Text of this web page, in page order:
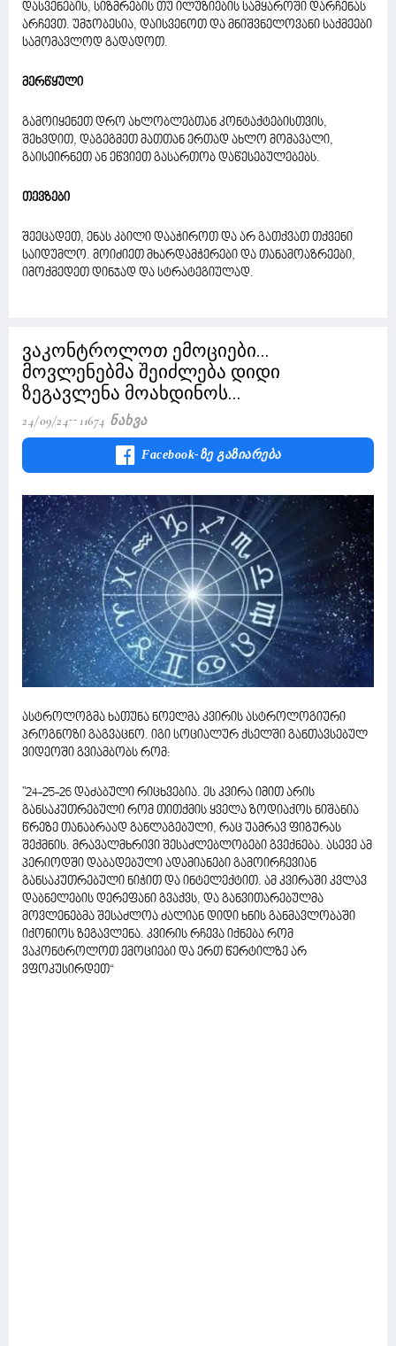
დასვენების, სიზმრების თუ ილუზიების სამყაროში დარჩენას
არჩევთ. უმჯობესია, დაისვენოთ და მნიშვნელოვანი საქმეები
სამომავლოდ გადადოთ.
მერწყული
გამოიყენეთ დრო ახლობლებთან კონტაქტებისთვის,
შეხვდით, დაგეგმეთ მათთან ერთად ახლო მომავალი,
გაისეირნეთ ან ეწვიეთ გასართობ დაწესებულებებს.
თევზები
შეეცადეთ, ენას კბილი დააჭიროთ და არ გათქვათ თქვენი
საიდუმლო. მოიძიეთ მხარდამჭერები და თანამოაზრეები,
იმოქმედეთ დინჯად და სტრატეგიულად.
ვაკონტროლოთ ემოციები...
მოვლენებმა შეიძლება დიდი
ზეგავლენა მოახდინოს...
24/09/24 11674 Ნახვა
Facebook-Ზე Გაზიარება
ასტროლოგმა ხათუნა ნოელმა კვირის ასტროლოგიური
პროგნოზი გაგვაცნო. იგი სოციალურ ქსელში განთავსებულ
ვიდეოში გვიამბობს რომ:
"24-25-26 დაძაბული რიცხვებია. ეს კვირა იმით არის
განსაკუთრებული რომ თითქმის ყველა ზოდიაქოს ნიშანია
წრეზე თანაბრაად განლაგებული, რაც უამრავ ფიგურას
შექმნის. მრავალმხრივი შესაძლებლობები გვექნება. ასევე ამ
პერიოდში დაბადებული ადამიანები გამოირჩევიან
განსაკუთრებული ნიჭით და ინტელექტით. ამ კვირაში კვლავ
დაბნელების დერეფანი გვაქვს, და განვითარებულმა
მოვლენებმა შესაძლოა ძალიან დიდი ხნის განმავლობაში
იქონიოს ზეგავლენა. კვირის რჩევა იქნება რომ
ვაკონტროლოთ ემოციები და ერთ წერტილზე არ
ვფოკუსირდეთ“